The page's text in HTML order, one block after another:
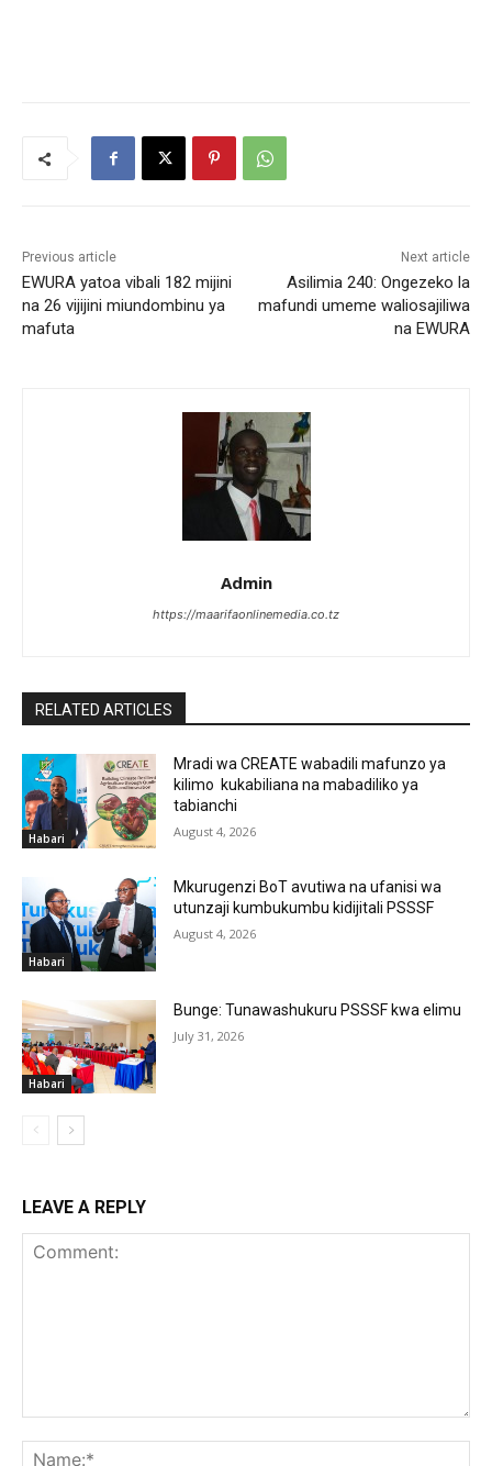
Previous article
EWURA yatoa vibali 182 mijini
na 26 vijijini miundombinu ya
mafuta
Next article
Asilimia 240: Ongezeko la
mafundi umeme waliosajiliwa
na EWURA
Admin
https://maarifaonlinemedia.co.tz
RELATED ARTICLES
Habari
Mradi wa CREATE wabadili mafunzo ya
kilimo kukabiliana na mabadiliko ya
tabianchi
August 4, 2026
Habari
Mkurugenzi BoT avutiwa na ufanisi wa
utunzaji kumbukumbu kidijitali PSSSF
August 4, 2026
Habari
Bunge: Tunawashukuru PSSSF kwa elimu
July 31, 2026
LEAVE A REPLY